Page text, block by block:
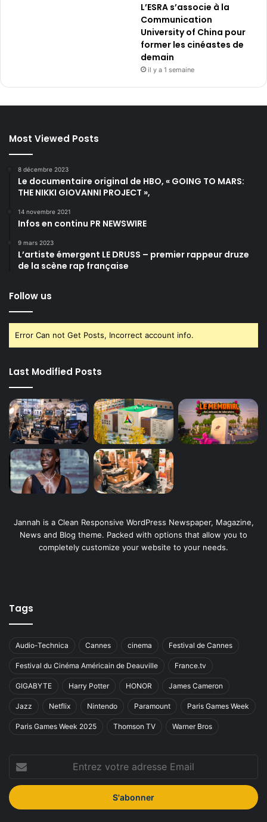
L’ESRA s’associe à la
Communication
University of China pour
former les cinéastes de
demain
il y a 1 semaine
Most Viewed Posts
8 décembre 2023
Le documentaire original de HBO, « GOING TO MARS:
THE NIKKI GIOVANNI PROJECT »,
14 novembre 2021
Infos en continu PR NEWSWIRE
9 mars 2023
L’artiste émergent LE DRUSS – premier rappeur druze
de la scène rap française
Follow us
Error Can not Get Posts, Incorrect account info.
Last Modified Posts
Jannah is a Clean Responsive WordPress Newspaper, Magazine,
News and Blog theme. Packed with options that allow you to
completely customize your website to your needs.
Tags
Audio-Technica Cannes cinema Festival de Cannes
Festival du Cinéma Américain de Deauville France.tv
GIGABYTE Harry Potter HONOR James Cameron
Jazz Netflix Nintendo Paramount Paris Games Week
Paris Games Week 2025 Thomson TV Warner Bros
votre
adresse
Email